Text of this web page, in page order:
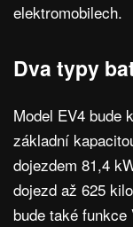
elektromobilech.
Dva typy
Model EV4 bude
základní
dojezdem 81,4
dojezd až 625
bude také